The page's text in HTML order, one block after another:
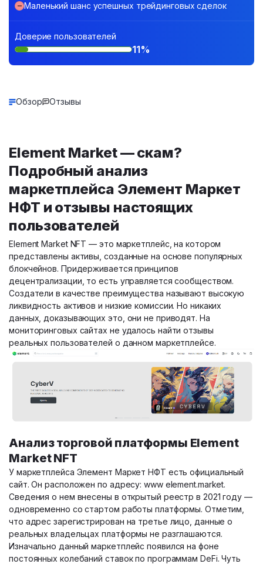
Маленький шанс успешных трейдинговых сделок
Доверие пользователей
11%
Обзор Отзывы
Element Market — скам?
Подробный анализ
маркетплейса Элемент Маркет
НФТ и отзывы настоящих
пользователей
Element Market NFT — это маркетплейс, на котором
представлены активы, созданные на основе популярных
блокчейнов. Придерживается принципов
децентрализации, то есть управляется сообществом.
Создатели в качестве преимущества называют высокую
ликвидность активов и низкие комиссии. Но никаких
данных, доказывающих это, они не приводят. На
мониторинговых сайтах не удалось найти отзывы
реальных пользователей о данном маркетплейсе.
Анализ торговой платформы Element
Market NFT
У маркетплейса Элемент Маркет НФТ есть официальный
сайт. Он расположен по адресу: www element.market.
Сведения о нем внесены в открытый реестр в 2021 году —
одновременно со стартом работы платформы. Отметим,
что адрес зарегистрирован на третье лицо, данные о
реальных владельцах платформы не разглашаются.
Изначально данный маркетплейс появился на фоне
постоянных колебаний ставок по программам DeFi. Чуть